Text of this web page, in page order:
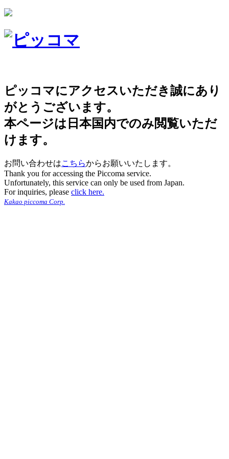
ピッコマにアクセスいただき誠にあり
がとうございます。
本ページは日本国内でのみ閲覧いただ
けます。
お問い合わせはこちらからお願いいたします。
Thank you for accessing the Piccoma service.
Unfortunately, this service can only be used from Japan.
For inquiries, please click here.
Kakao piccoma Corp.